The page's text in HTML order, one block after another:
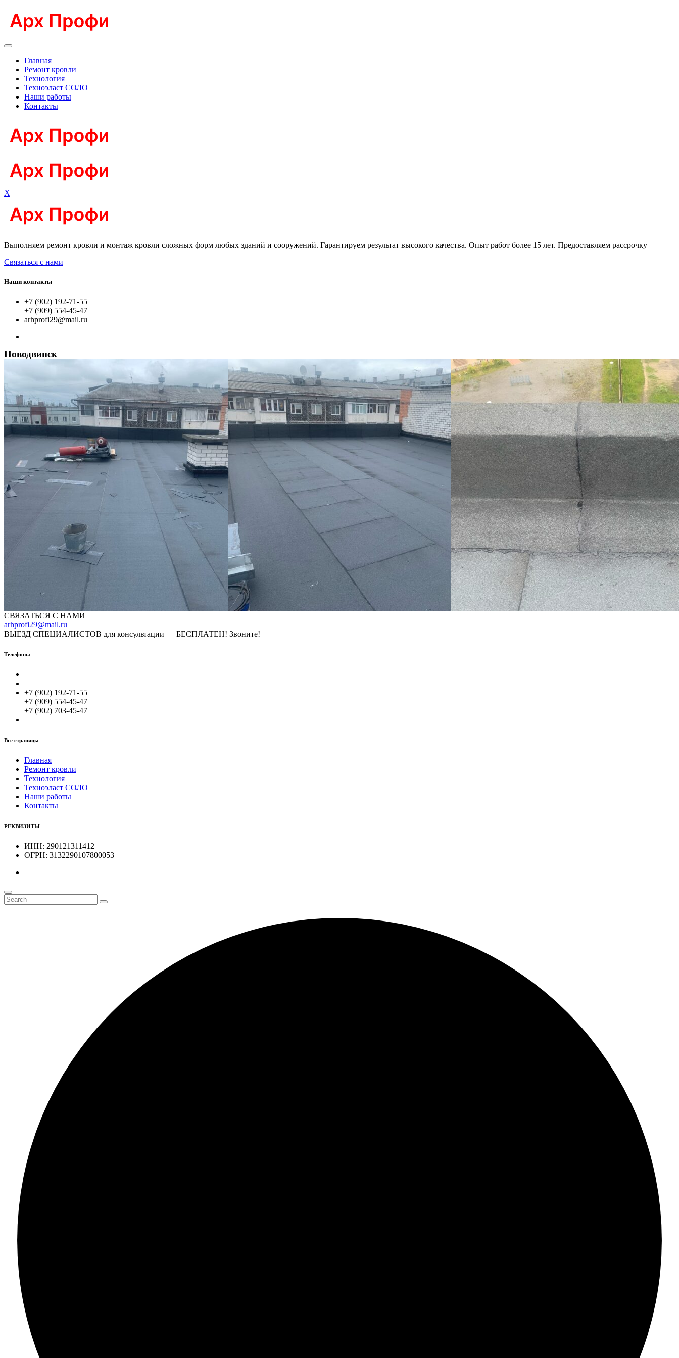
Главная
Ремонт кровли
Технология
Техноэласт СОЛО
Наши работы
Контакты
X
Выполняем ремонт кровли и монтаж кровли сложных форм любых зданий и сооружений. Гарантируем результат высокого качества. Опыт работ более 15 лет. Предоставляем рассрочку
Связаться с нами
Наши контакты
+7 (902) 192-71-55
+7 (909) 554-45-47
arhprofi29@mail.ru
Новодвинск
СВЯЗАТЬСЯ С НАМИ
arhprofi29@mail.ru
ВЫЕЗД СПЕЦИАЛИСТОВ для консультации — БЕСПЛАТЕН! Звоните!
Телефоны
+7 (902) 192-71-55
+7 (909) 554-45-47
+7 (902) 703-45-47
Все страницы
Главная
Ремонт кровли
Технология
Техноэласт СОЛО
Наши работы
Контакты
РЕКВИЗИТЫ
ИНН: 290121311412
ОГРН: 3132290107800053